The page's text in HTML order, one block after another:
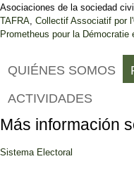
Asociaciones de la sociedad
TAFRA, Collectif Associatif por
Prometheus pour la Démocratie
QUIÉNES SOMOS
ACTIVIDADES
Más información
Sistema Electoral